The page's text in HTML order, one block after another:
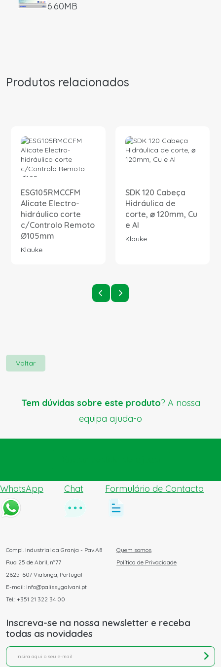
6.60MB
Produtos relacionados
ESG105RMCCFM
Alicate Electro-
hidráulico corte
c/Controlo Remoto
Ø105mm
Klauke
SDK 120 Cabeça
Hidráulica de
corte, ⌀ 120mm, Cu
e Al
Klauke
Voltar
Tem dúvidas sobre este produto? A nossa
equipa ajuda-o
WhatsApp Chat Formulário de Contacto
Compl. Industrial da Granja - Pav.A8
Rua 25 de Abril, nº77
2625-607 Vialonga, Portugal
E-mail: info@palissygalvani.pt
Tel.: +351 21 322 34 00
Quem somos
Política de Privacidade
Inscreva-se na nossa newsletter e receba
todas as novidades